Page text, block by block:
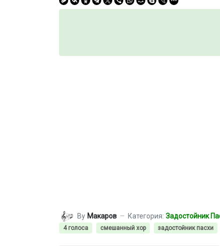
By Макаров Категория: Задостойник
4 голоса смешанный хор задостойник пасхи